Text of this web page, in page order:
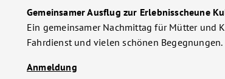
Gemeinsamer Ausflug zur Erlebnisscheune
Ein gemeinsamer Nachmittag für Mütter und
Fahrdienst und vielen schönen Begegnungen.
Anmeldung